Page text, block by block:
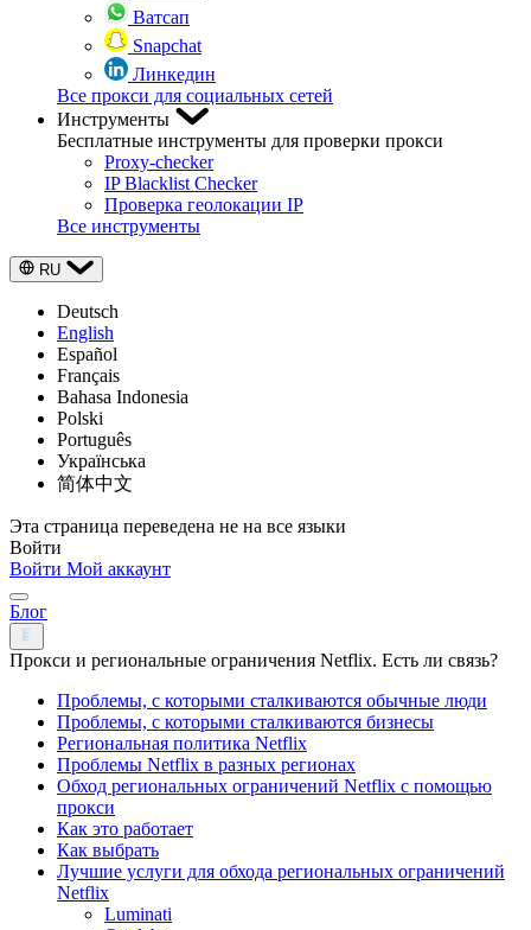
Ватсап
Snapchat
Линкедин
Все прокси для социальных сетей
Инструменты
Бесплатные инструменты для проверки прокси
Proxy-checker
IP Blacklist Checker
Проверка геолокации IP
Все инструменты
RU
Deutsch
English
Español
Français
Bahasa Indonesia
Polski
Português
Українська
简体中文
Эта страница переведена не на все языки
Войти
Войти Мой аккаунт
Блог
Прокси и региональные ограничения Netflix. Есть ли связь?
Проблемы, с которыми сталкиваются обычные люди
Проблемы, с которыми сталкиваются бизнесы
Региональная политика Netflix
Проблемы Netflix в разных регионах
Обход региональных ограничений Netflix с помощью
прокси
Как это работает
Как выбрать
Лучшие услуги для обхода региональных ограничений
Netflix
Luminati